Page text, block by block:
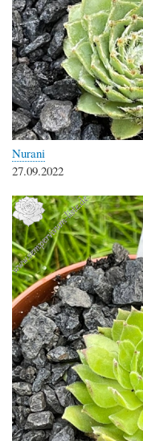
Nurani
27.09.2022